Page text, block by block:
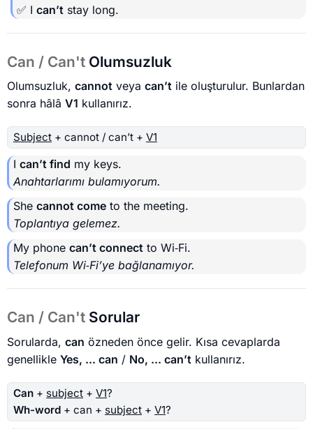
✅ I can’t stay long.
Can / Can't Olumsuzluk
Olumsuzluk, cannot veya can’t ile oluşturulur. Bunlardan
sonra hâlâ V1 kullanırız.
Subject + cannot / can’t + V1
I can’t find my keys.
Anahtarlarımı bulamıyorum.
She cannot come to the meeting.
Toplantıya gelemez.
My phone can’t connect to Wi‑Fi.
Telefonum Wi‑Fi’ye bağlanamıyor.
Can / Can't Sorular
Sorularda, can özneden önce gelir. Kısa cevaplarda
genellikle Yes, ... can / No, ... can’t kullanırız.
Can + subject + V1?
Wh-word + can + subject + V1?